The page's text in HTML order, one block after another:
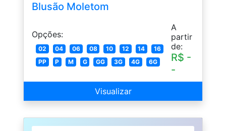
Blusão Moletom
Opções:
02 04 06 08 10 12 14
16
PP
P M G GG 3G 4G 6G
A
partir
de:
R$ -
-
Visualizar